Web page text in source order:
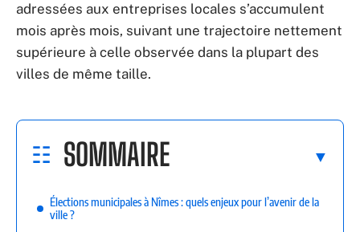
adressées aux entreprises locales s’accumulent
mois après mois, suivant une trajectoire nettement
supérieure à celle observée dans la plupart des
villes de même taille.
SOMMAIRE
Élections municipales à Nîmes : quels enjeux pour l’avenir de la
ville ?